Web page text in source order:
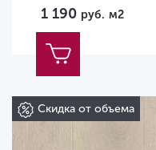
1 190 руб. м2
Скидка от объема